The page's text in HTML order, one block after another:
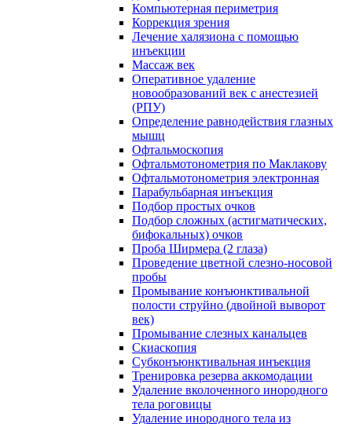
Компьютерная периметрия
Коррекция зрения
Лечение халязиона с помощью
инъекции
Массаж век
Оперативное удаление
новообразований век с анестезией
(РПУ)
Определение равнодействия глазных
мышц
Офтальмоскопия
Офтальмотонометрия по Маклакову
Офтальмотонометрия электронная
Парабульбарная инъекция
Подбор простых очков
Подбор сложных (астигматических,
бифокальных) очков
Проба Ширмера (2 глаза)
Проведение цветной слезно-носовой
пробы
Промывание конъюнктивальной
полости струйно (двойной выворот
век)
Промывание слезных канальцев
Скиаскопия
Субконъюнктивальная инъекция
Тренировка резерва аккомодации
Удаление вколоченного инородного
тела роговицы
Удаление инородного тела из